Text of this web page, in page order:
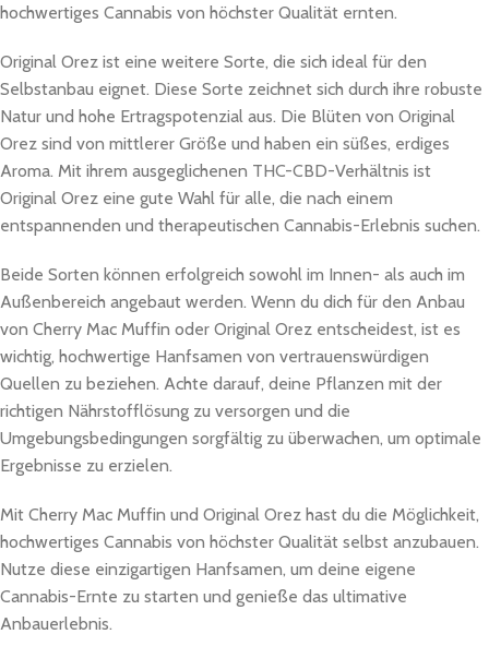
hochwertiges Cannabis von höchster Qualität ernten.
Original Orez ist eine weitere Sorte, die sich ideal für den
Selbstanbau eignet. Diese Sorte zeichnet sich durch ihre robuste
Natur und hohe Ertragspotenzial aus. Die Blüten von Original
Orez sind von mittlerer Größe und haben ein süßes, erdiges
Aroma. Mit ihrem ausgeglichenen THC-CBD-Verhältnis ist
Original Orez eine gute Wahl für alle, die nach einem
entspannenden und therapeutischen Cannabis-Erlebnis suchen.
Beide Sorten können erfolgreich sowohl im Innen- als auch im
Außenbereich angebaut werden. Wenn du dich für den Anbau
von Cherry Mac Muffin oder Original Orez entscheidest, ist es
wichtig, hochwertige Hanfsamen von vertrauenswürdigen
Quellen zu beziehen. Achte darauf, deine Pflanzen mit der
richtigen Nährstofflösung zu versorgen und die
Umgebungsbedingungen sorgfältig zu überwachen, um optimale
Ergebnisse zu erzielen.
Mit Cherry Mac Muffin und Original Orez hast du die Möglichkeit,
hochwertiges Cannabis von höchster Qualität selbst anzubauen.
Nutze diese einzigartigen Hanfsamen, um deine eigene
Cannabis-Ernte zu starten und genieße das ultimative
Anbauerlebnis.